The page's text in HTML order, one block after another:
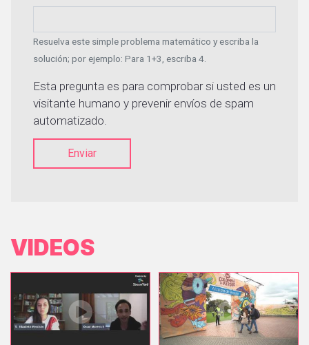
Resuelva este simple problema matemático y escriba la
solución; por ejemplo: Para 1+3, escriba 4.
Esta pregunta es para comprobar si usted es un
visitante humano y prevenir envíos de spam
automatizado.
Enviar
VIDEOS